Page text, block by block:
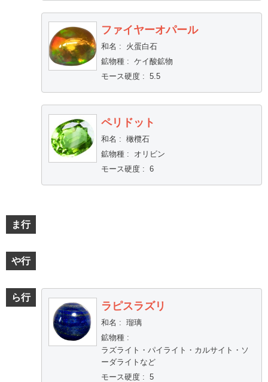
ファイヤーオパール
和名 :
火蛋白石
鉱物種: ケイ酸鉱物
モース硬度: 5.5
ペリドット
和名 : 橄欖石
鉱物種:
オリビン
モース硬度: 6
ま行
や行
ら行
ラピスラズリ
和名 : 瑠璃
鉱物種:
ラズライト・パイライト・カルサイト・ソ
ーダライトなど
モース硬度: 5